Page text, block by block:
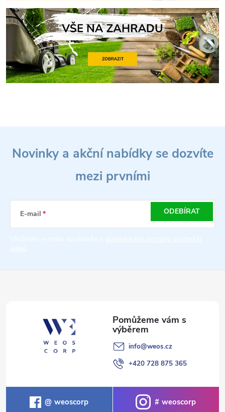
í
Novinky a akční nabídky se dozvíte
mezi prvními
E-mail ODEBÍRAT
info@weos.cz
+420 728 875 365
weoscorp weoscorp